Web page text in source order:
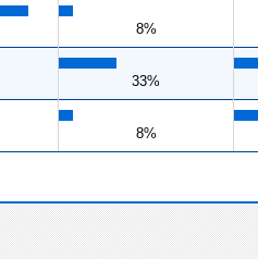
8%
33%
8%